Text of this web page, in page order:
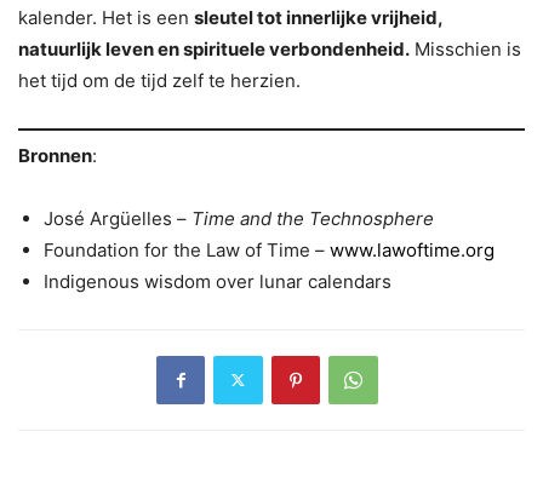
kalender. Het is een sleutel tot innerlijke vrijheid,
natuurlijk leven en spirituele verbondenheid. Misschien is
het tijd om de tijd zelf te herzien.
Bronnen:
José Argüelles – Time and the Technosphere
Foundation for the Law of Time – www.lawoftime.org
Indigenous wisdom over lunar calendars